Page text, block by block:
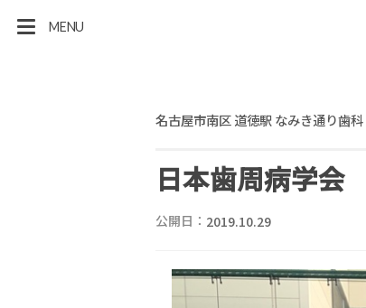
MENU
名古屋市南区 道徳駅 なみき通り歯
日本歯周病学会
公開日： 2019.10.29